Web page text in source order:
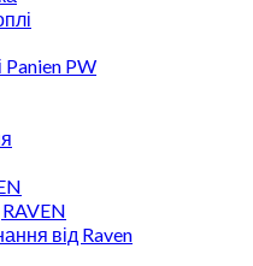
Panien PW
від Raven